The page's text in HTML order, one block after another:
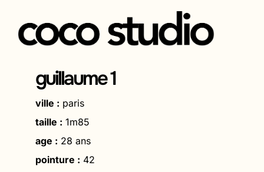
Aller
guillaume 1
ville : paris
taille : 1m85
age : 28 ans
pointure : 42